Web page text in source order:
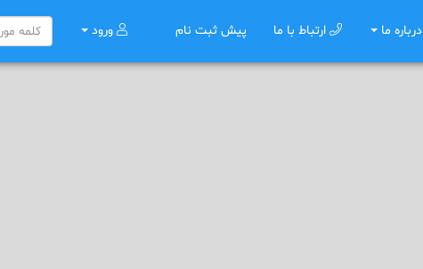
درباره ما ارتباط با ما پیش ثبت نام ورود